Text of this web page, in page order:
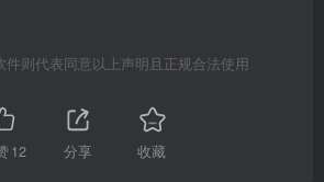
件则代表同意以上声明且正规合法使用
12 分享 收藏